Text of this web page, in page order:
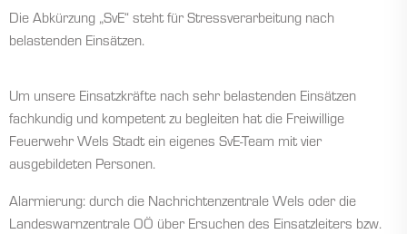
Die Abkürzung „SvE“ steht für Stressverarbeitung nach
belastenden Einsätzen.
Um unsere Einsatzkräfte nach sehr belastenden Einsätzen
fachkundig und kompetent zu begleiten hat die Freiwillige
Feuerwehr Wels Stadt ein eigenes SvE-Team mit vier
ausgebildeten Personen.
Alarmierung: durch die Nachrichtenzentrale Wels oder die
Landeswarnzentrale OÖ über Ersuchen des Einsatzleiters bzw.